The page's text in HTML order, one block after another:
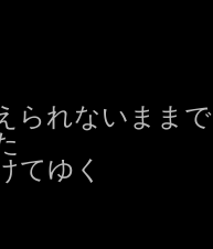
られないままで
てゆく